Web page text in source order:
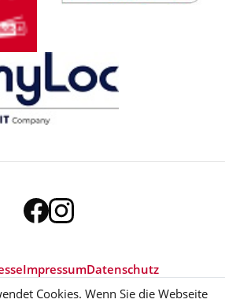
ImpressumDatenschutz
Cookies. Wenn Sie die Webseite